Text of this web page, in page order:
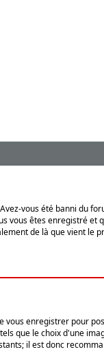
vous été banni du
êtes enregistré et
de là que vient le
vous enregistrer pour
que le choix d'une
il est donc